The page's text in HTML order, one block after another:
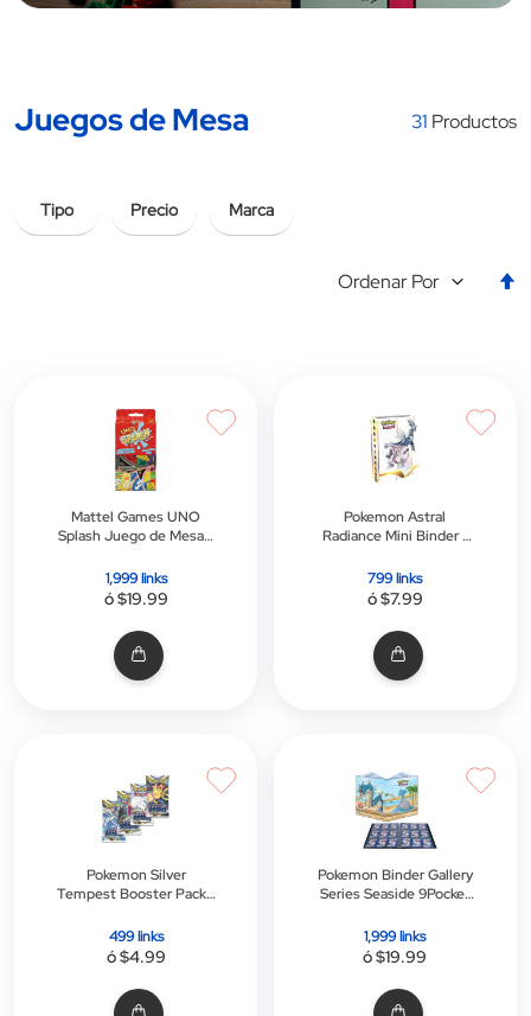
Juegos de Mesa
Tipo Precio Marca
31 Productos
Ordenar Por
Mattel Games UNO
Splash Juego de Mesa -
1,999 links
ó $19.99
Pokemon Astral
Radiance Mini Binder -
799 links
ó $7.99
Pokemon Silver
Tempest Booster Pack -
499 links
ó $4.99
Pokemon Binder Gallery
Series Seaside 9Pocket
Link Promo
1,999 links
ó $19.99